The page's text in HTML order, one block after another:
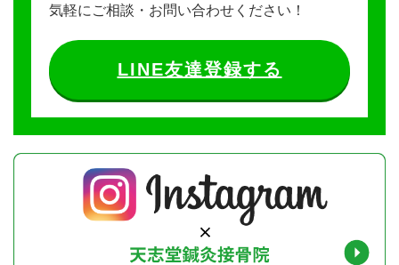
気軽にご相談・お問い合わせください！
LINE友達登録する